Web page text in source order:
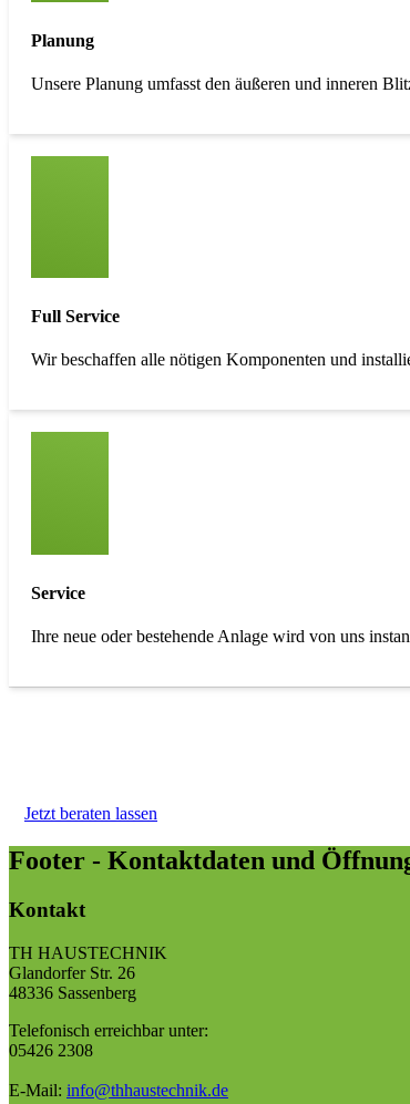
Planung
Unsere Planung umfasst den äußeren und inneren
Full Service
Wir beschaffen alle nötigen Komponenten und
Service
Ihre neue oder bestehende Anlage wird von uns
Jetzt beraten lassen
Footer - Kontaktdaten und
Kontakt
TH HAUSTECHNIK
Glandorfer Str. 26
48336 Sassenberg
Telefonisch erreichbar unter:
05426 2308
E-Mail: info@thhaustechnik.de